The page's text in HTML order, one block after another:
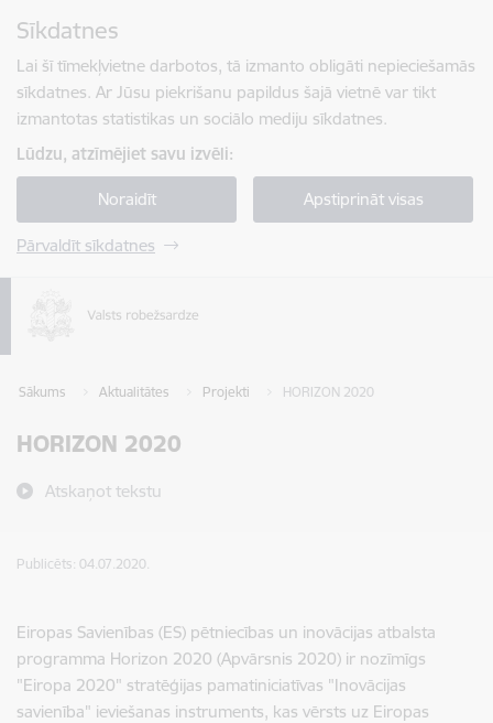
Sīkdatnes
Lai šī tīmekļvietne darbotos, tā izmanto obligāti nepieciešamās
sīkdatnes. Ar Jūsu piekrišanu papildus šajā vietnē var tikt
izmantotas statistikas un sociālo mediju sīkdatnes.
Lūdzu, atzīmējiet savu izvēli:
Noraidīt Apstiprināt visas
Pārvaldīt sīkdatnes
Sākums Aktualitātes Projekti HORIZON 2020
HORIZON 2020
Atskaņot tekstu
Publicēts: 04.07.2020.
Eiropas Savienības (ES) pētniecības un inovācijas atbalsta
programma Horizon 2020 (Apvārsnis 2020) ir nozīmīgs
"Eiropa 2020" stratēģijas pamatiniciatīvas "Inovācijas
savienība" ieviešanas instruments, kas vērsts uz Eiropas